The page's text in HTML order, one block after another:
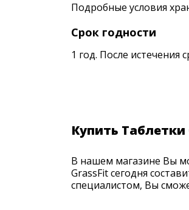
Подробные условия
Срок годности
1 год. После истечения
Купить
В нашем магазине Вы
GrassFit сегодня
специалистом, Вы